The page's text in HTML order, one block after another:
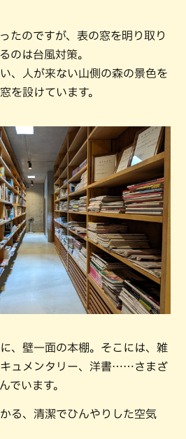
たのですが、表の窓を明り取り
のは台風対策。
、人が来ない山側の森の景色を
を設けています。
、壁一面の本棚。そこには、雑
ュメンタリー、洋書……さまざ
でいます。
る、清潔でひんやりした空気